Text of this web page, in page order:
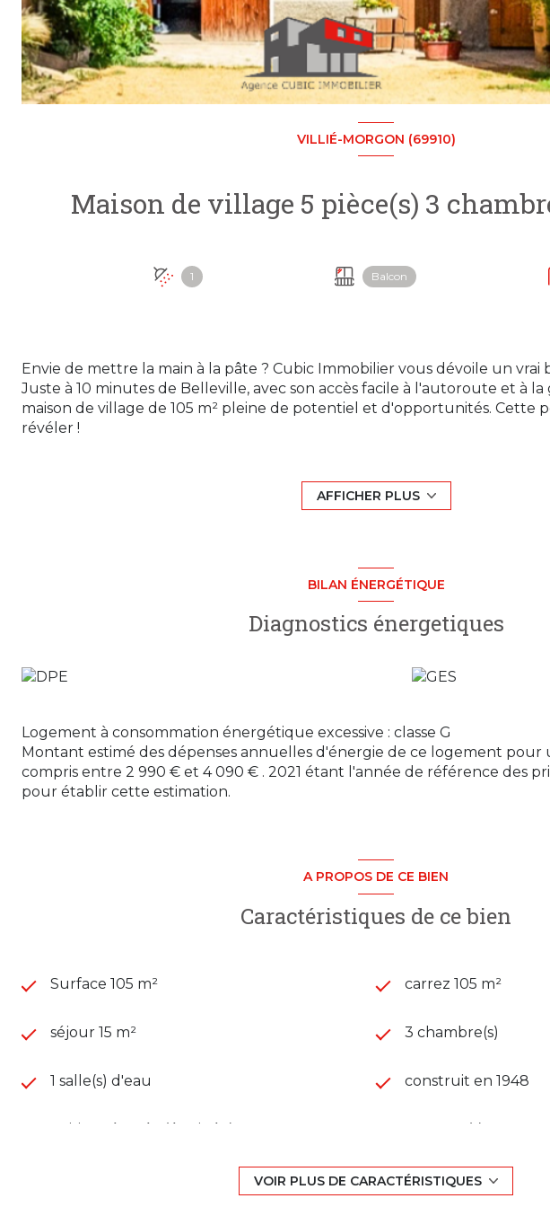
VILLIÉ-MORGON (69910)
1 Balcon
Envie de mettre la main à la pâte ? Cubic Immobilier vous dévoile un vrai
Juste à 10 minutes de Belleville, avec son accès facile à l'autoroute et à la
maison de village de 105 m² pleine de potentiel et d'opportunités. Cette
révéler !
et la dépendance attenante n'attendent que vos idées brillantes.
Oui, il y a du travail à faire, notamment sur l'assainissement et l'énergie
Mais c'est là tout le charme de l'aventure. Avec Cubic Immobilier, c'est
Alors, prêt à visiter et à imaginer les possibilités ? Appelez Cubic
projet de futur maison commence maintenant.
Les informations sur les risques auxquels ce bien est exposé sont
AFFICHER PLUS
BILAN ÉNERGÉTIQUE
Diagnostics énergetiques
Logement à consommation énergétique excessive : classe G
Montant estimé des dépenses annuelles d'énergie de ce logement pour
compris entre 2 990 € et 4 090 € . 2021 étant l'année de référence des
pour établir cette estimation.
A PROPOS DE CE BIEN
Caractéristiques de ce bien
Surface 105 m² carrez 105 m²
séjour 15 m² 3 chambre(s)
1 salle(s) d'eau construit en 1948
cuisine séparée (équipée) 2 garage(s)
1 côté(s) mitoyen(s)
VOIR PLUS DE CARACTÉRISTIQUES